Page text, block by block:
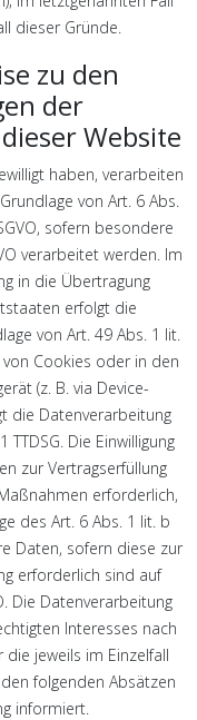
dieser Gründe.
zu den
der
Website
haben, verarbeiten
von Art. 6 Abs.
sofern besondere
verarbeitet werden. Im
in die Übertragung
erfolgt die
von Art. 49 Abs. 1 lit.
von Cookies oder in den
(z. B. via Device-
die Datenverarbeitung
Die Einwilligung
zur Vertragserfüllung
erforderlich,
des Art. 6 Abs. 1 lit. b
Daten, sofern diese zur
erforderlich sind auf
Die Datenverarbeitung
Interesses nach
die jeweils im Einzelfall
folgenden Absätzen
informiert.